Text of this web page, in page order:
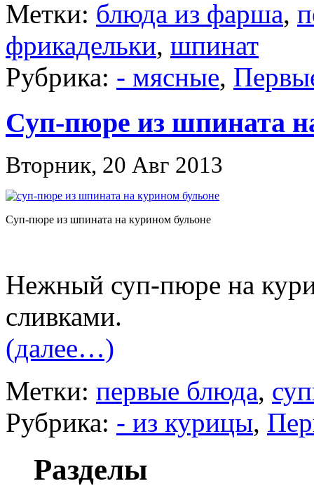
Метки: блюда из фарша,
фрикадельки, шпинат
Рубрика: - мясные,
Суп-пюре из шпината
Вторник, 20 Авг 2013
Суп-пюре из шпината на курином бульоне
Нежный суп-пюре на
сливками.
(далее…)
Метки: первые блюда,
Рубрика: - из курицы,
Разделы